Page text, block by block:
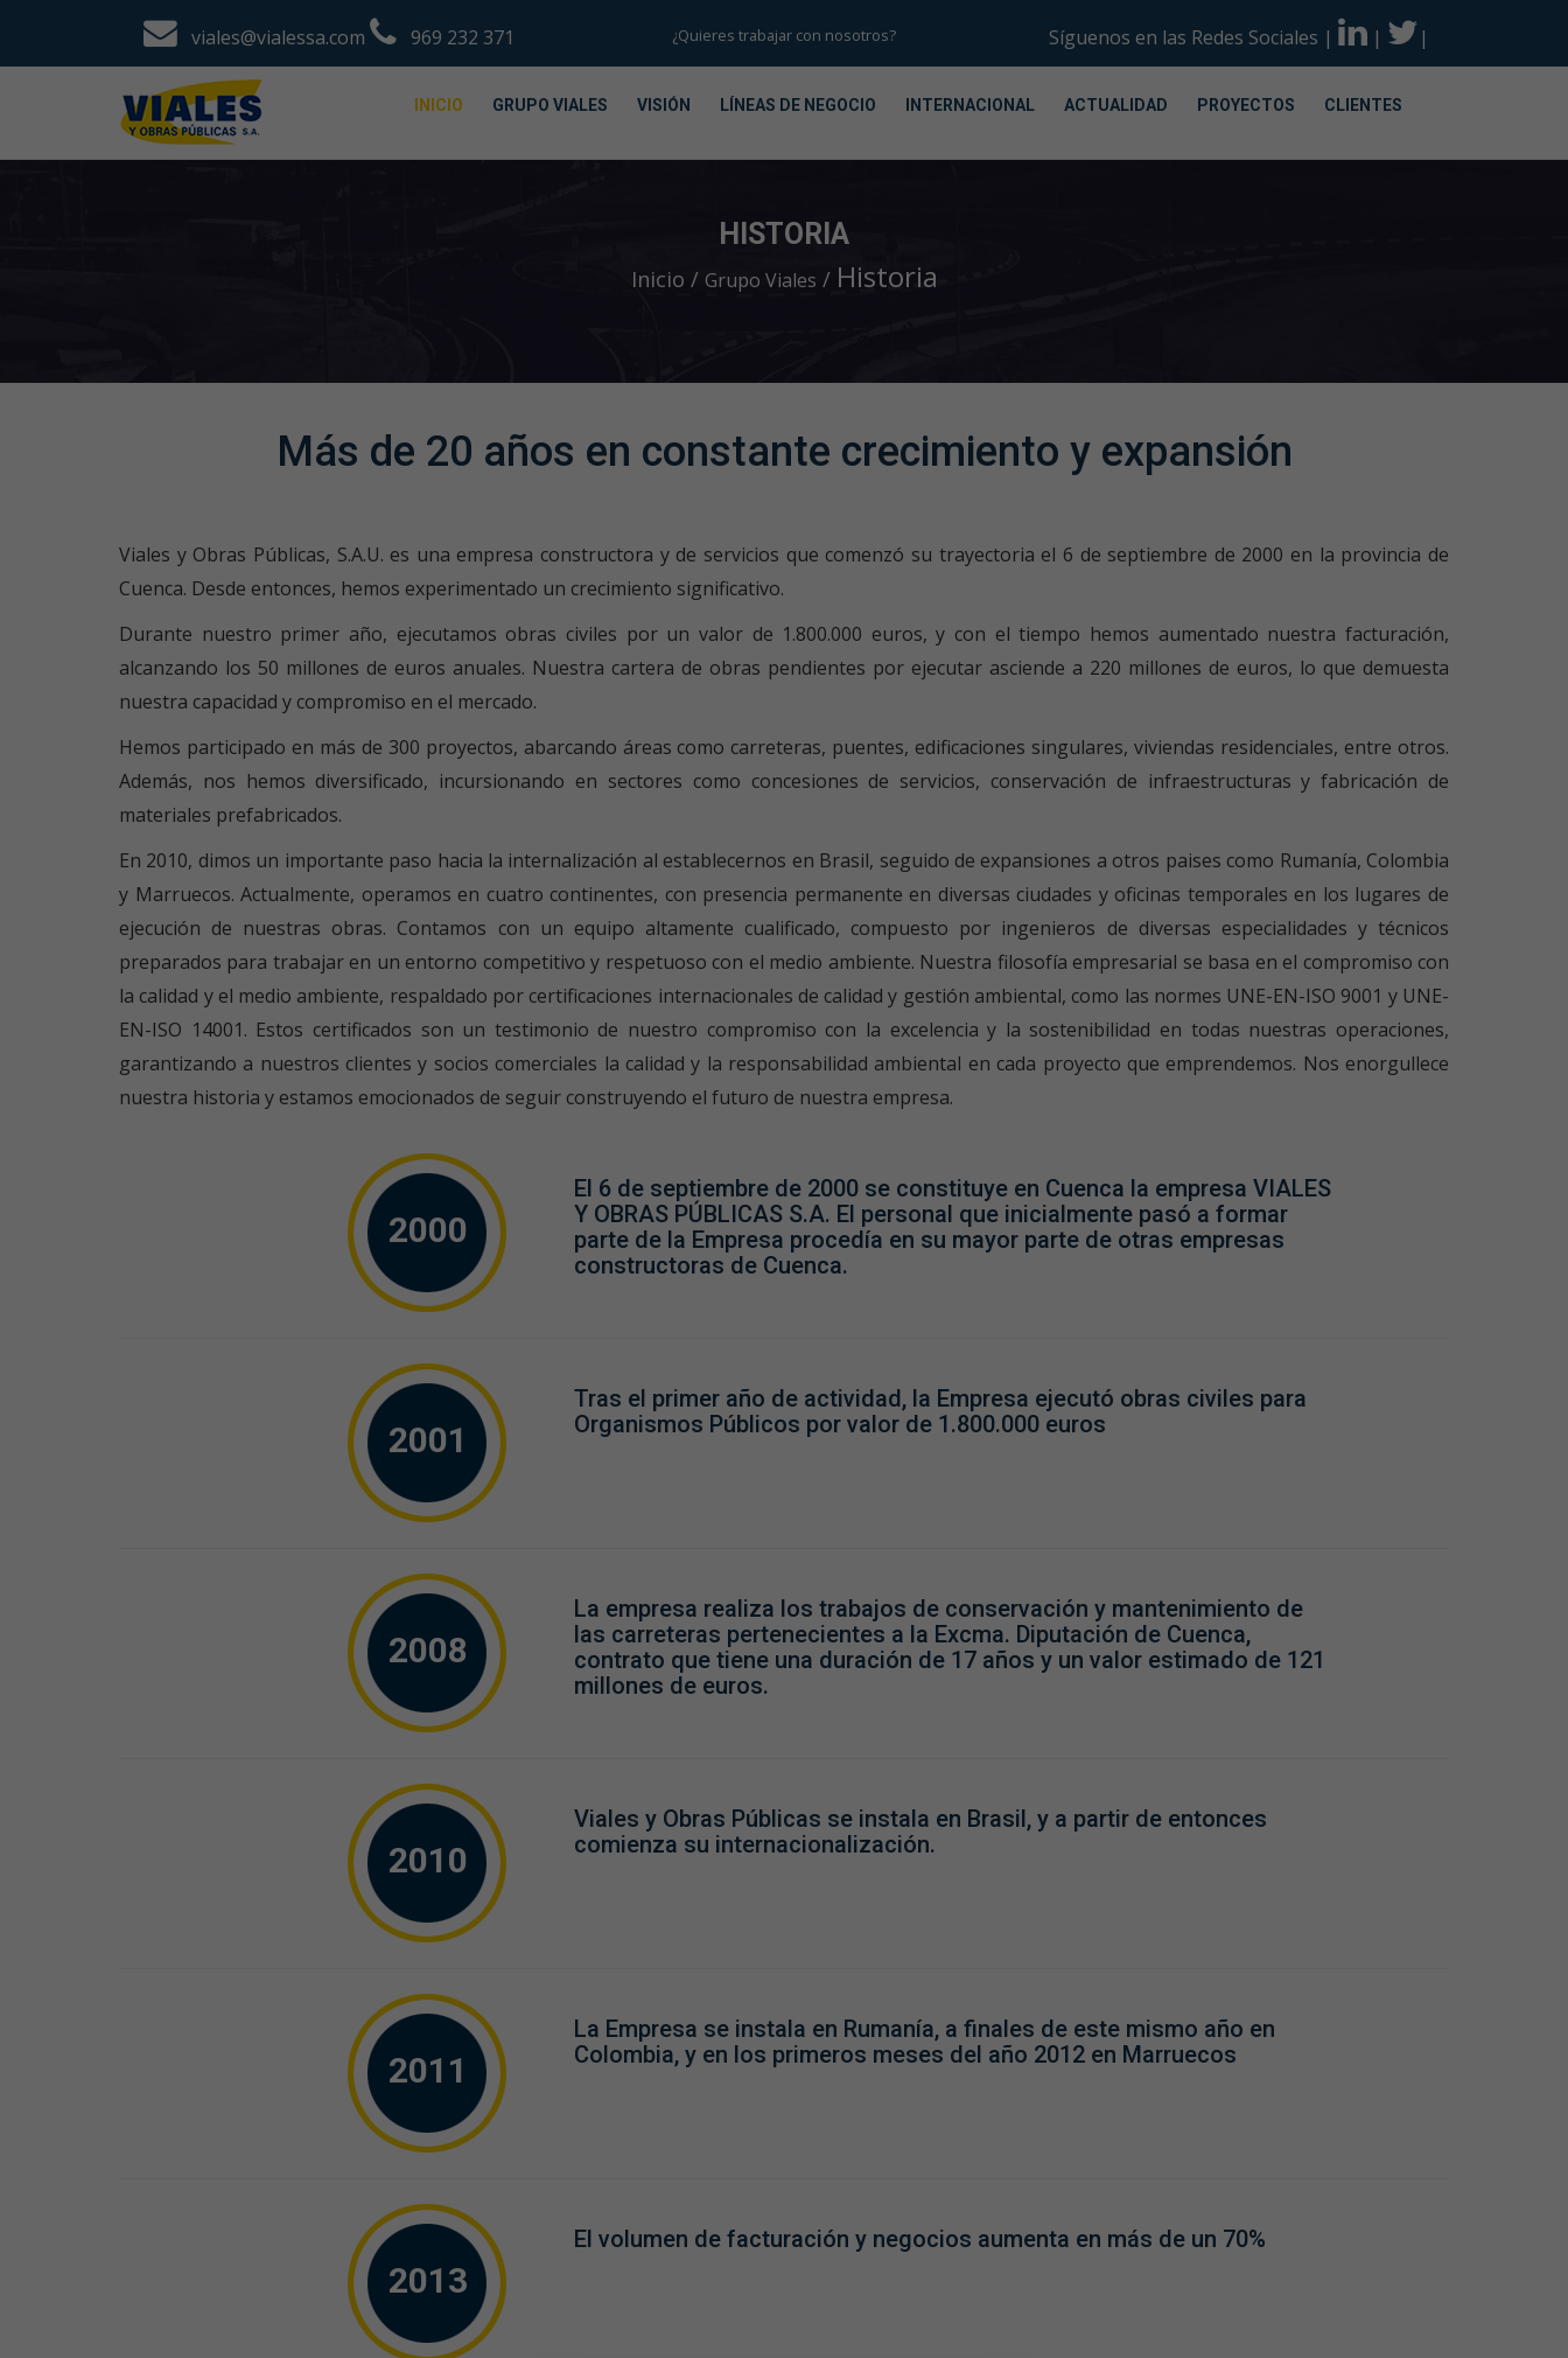
viales@vialessa.com 969 232 371 ¿Quieres trabajar con nosotros? Síguenos en las Redes Sociales | | |
INICIO GRUPO VIALES VISIÓN LÍNEAS DE NEGOCIO INTERNACIONAL ACTUALIDAD PROYECTOS CLIENTES
HISTORIA
Inicio Grupo Viales Historia
Más de 20 años en constante crecimiento y expansión
Viales y Obras Públicas, S.A.U. es una empresa constructora y de servicios que comenzó su trayectoria el 6 de septiembre de 2000 en la provincia de
Cuenca. Desde entonces, hemos experimentado un crecimiento significativo.
Durante nuestro primer año, ejecutamos obras civiles por un valor de 1.800.000 euros, y con el tiempo hemos aumentado nuestra facturación,
alcanzando los 50 millones de euros anuales. Nuestra cartera de obras pendientes por ejecutar asciende a 220 millones de euros, lo que demuesta
nuestra capacidad y compromiso en el mercado.
Hemos participado en más de 300 proyectos, abarcando áreas como carreteras, puentes, edificaciones singulares, viviendas residenciales, entre otros.
Además, nos hemos diversificado, incursionando en sectores como concesiones de servicios, conservación de infraestructuras y fabricación de
materiales prefabricados.
En 2010, dimos un importante paso hacia la internalización al establecernos en Brasil, seguido de expansiones a otros paises como Rumanía, Colombia
y Marruecos. Actualmente, operamos en cuatro continentes, con presencia permanente en diversas ciudades y oficinas temporales en los lugares de
ejecución de nuestras obras. Contamos con un equipo altamente cualificado, compuesto por ingenieros de diversas especialidades y técnicos
preparados para trabajar en un entorno competitivo y respetuoso con el medio ambiente. Nuestra filosofía empresarial se basa en el compromiso con
la calidad y el medio ambiente, respaldado por certificaciones internacionales de calidad y gestión ambiental, como las normes UNE-EN-ISO 9001 y UNE-
EN-ISO 14001. Estos certificados son un testimonio de nuestro compromiso con la excelencia y la sostenibilidad en todas nuestras operaciones,
garantizando a nuestros clientes y socios comerciales la calidad y la responsabilidad ambiental en cada proyecto que emprendemos. Nos enorgullece
nuestra historia y estamos emocionados de seguir construyendo el futuro de nuestra empresa.
2000
El 6 de septiembre de 2000 se constituye en Cuenca la empresa VIALES
Y OBRAS PÚBLICAS S.A. El personal que inicialmente pasó a formar
parte de la Empresa procedía en su mayor parte de otras empresas
constructoras de Cuenca.
2001
Tras el primer año de actividad, la Empresa ejecutó obras civiles para
Organismos Públicos por valor de 1.800.000 euros
2008
La empresa realiza los trabajos de conservación y mantenimiento de
las carreteras pertenecientes a la Excma. Diputación de Cuenca,
contrato que tiene una duración de 17 años y un valor estimado de 121
millones de euros.
2010
Viales y Obras Públicas se instala en Brasil, y a partir de entonces
comienza su internacionalización.
2011
La Empresa se instala en Rumanía, a finales de este mismo año en
Colombia, y en los primeros meses del año 2012 en Marruecos
2013
El volumen de facturación y negocios aumenta en más de un 70%